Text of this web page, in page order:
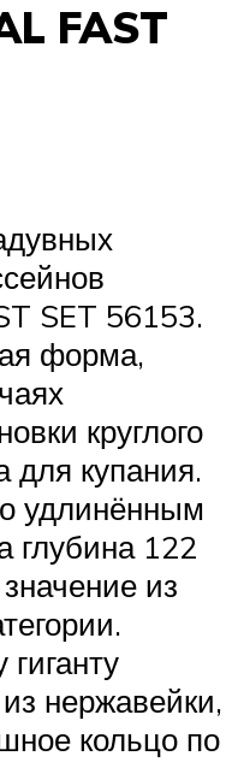
FAST
SET 56153.
форма,
круглого
для купания.
удлинённым
глубина 122
из
нержавейки,
кольцо по